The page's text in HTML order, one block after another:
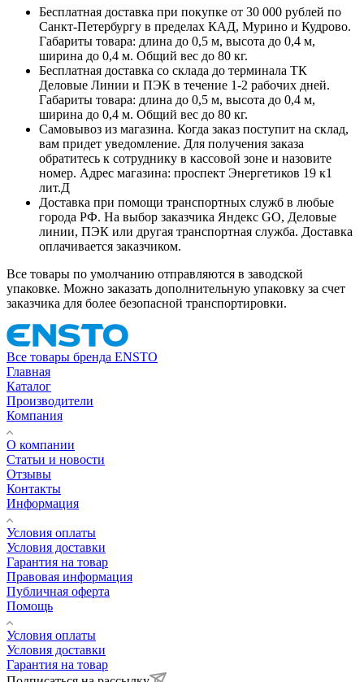
Бесплатная доставка при покупке от 30 000 рублей по
Санкт-Петербургу в пределах КАД, Мурино и Кудрово.
Габариты товара: длина до 0,5 м, высота до 0,4 м,
ширина до 0,4 м. Общий вес до 80 кг.
Бесплатная доставка со склада до терминала ТК
Деловые Линии и ПЭК в течение 1-2 рабочих дней.
Габариты товара: длина до 0,5 м, высота до 0,4 м,
ширина до 0,4 м. Общий вес до 80 кг.
Самовывоз из магазина. Когда заказ поступит на склад,
вам придет уведомление. Для получения заказа
обратитесь к сотруднику в кассовой зоне и назовите
номер. Адрес магазина: проспект Энергетиков 19 к1
лит.Д
Доставка при помощи транспортных служб в любые
города РФ. На выбор заказчика Яндекс GO, Деловые
линии, ПЭК или другая транспортная служба. Доставка
оплачивается заказчиком.
Все товары по умолчанию отправляются в заводской
упаковке. Можно заказать дополнительную упаковку за счет
заказчика для более безопасной транспортировки.
Все товары бренда ENSTO
Главная
Каталог
Производители
Компания
О компании
Статьи и новости
Отзывы
Контакты
Информация
Условия оплаты
Условия доставки
Гарантия на товар
Правовая информация
Публичная оферта
Помощь
Условия оплаты
Условия доставки
Гарантия на товар